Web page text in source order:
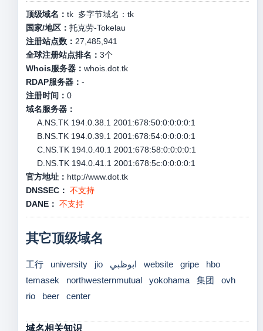
顶级域名： tk多字节域名： tk
国家/地区： 托克劳-Tokelau
注册站点数： 27,485,941
全球注册站点排名： 3个
Whois服务器： whois.dot.tk
RDAP服务器： -
注册时间： 0
域名服务器：
A.NS.TK 194.0.38.1 2001:678:50:0:0:0:0:1
B.NS.TK 194.0.39.1 2001:678:54:0:0:0:0:1
C.NS.TK 194.0.40.1 2001:678:58:0:0:0:0:1
D.NS.TK 194.0.41.1 2001:678:5c:0:0:0:0:1
官方地址： http://www.dot.tk
DNSSEC： 不支持
DANE： 不支持
其它顶级域名
工行 university jio ابوظبي website gripe
hbo
temasek
northwesternmutual yokohama 集团
ovh
rio
beer center
域名相关知识